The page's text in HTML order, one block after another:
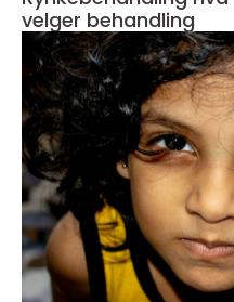
velger behandling